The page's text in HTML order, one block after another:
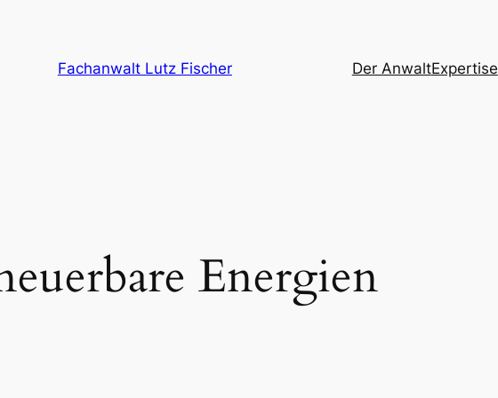
Fachanwalt Lutz Fischer Der AnwaltExpertise
Energien